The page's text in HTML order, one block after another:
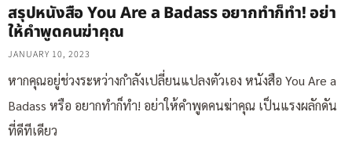
สรุปหนังสือ You Are a Badass อยากทำก็ทำ! อย่า
ให้คำพูดคนฆ่าคุณ
JANUARY 10, 2023
หากคุณอยู่ช่วงระหว่างกำลังเปลี่ยนแปลงตัวเอง หนังสือ You Are a
Badass หรือ อยากทำก็ทำ! อย่าให้คำพูดคนฆ่าคุณ เป็นแรงผลักดัน
ที่ดีทีเดียว